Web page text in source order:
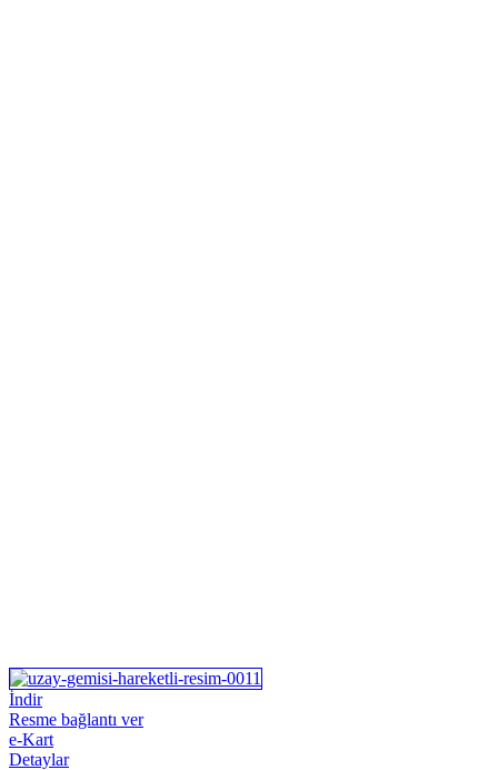
İndir
Resme bağlantı ver
e-Kart
Detaylar